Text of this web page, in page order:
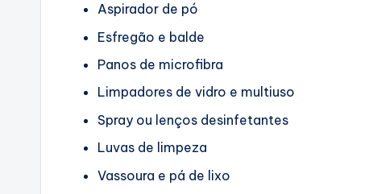
Aspirador de pó
Esfregão e balde
Panos de microfibra
Limpadores de vidro e multiuso
Spray ou lenços desinfetantes
Luvas de limpeza
Vassoura e pá de lixo